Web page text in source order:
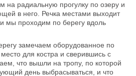
на радиальную прогулку по озеру и
в него. Речка местами выходит
мы проходим по берегу вдоль
замечаем оборудованное по
для костра и сверившись с
что вышли на тропу, по которой
день выбрасываться, и что